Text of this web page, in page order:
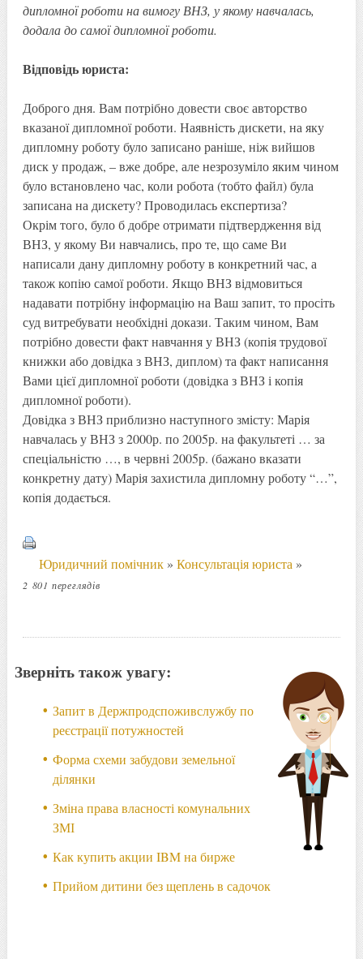
дипломної роботи на вимогу ВНЗ, у якому навчалась,
додала до самої дипломної роботи.
Відповідь юриста:
Доброго дня. Вам потрібно довести своє авторство
вказаної дипломної роботи. Наявність дискети, на яку
дипломну роботу було записано раніше, ніж вийшов
диск у продаж, – вже добре, але незрозуміло яким чином
було встановлено час, коли робота (тобто файл) була
записана на дискету? Проводилась експертиза?
Окрім того, було б добре отримати підтвердження від
ВНЗ, у якому Ви навчались, про те, що саме Ви
написали дану дипломну роботу в конкретний час, а
також копію самої роботи. Якщо ВНЗ відмовиться
надавати потрібну інформацію на Ваш запит, то просіть
суд витребувати необхідні докази. Таким чином, Вам
потрібно довести факт навчання у ВНЗ (копія трудової
книжки або довідка з ВНЗ, диплом) та факт написання
Вами цієї дипломної роботи (довідка з ВНЗ і копія
дипломної роботи).
Довідка з ВНЗ приблизно наступного змісту: Марія
навчалась у ВНЗ з 2000р. по 2005р. на факультеті … за
спеціальністю …, в червні 2005р. (бажано вказати
конкретну дату) Марія захистила дипломну роботу “…”,
копія додається.
Юридичний помічник» Консультація юриста »
2 801 переглядів
Зверніть також увагу:
Запит в Держпродспоживслужбу по
реєстрації потужностей
Форма схеми забудови земельної
ділянки
Зміна права власності комунальних
ЗМІ
Как купить акции IBM на бирже
Прийом дитини без щеплень в садочок